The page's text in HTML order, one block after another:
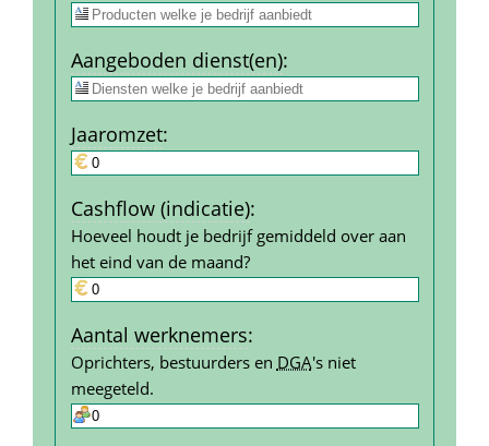
Aangeboden dienst(en):
Jaar­omzet:
Cashflow (indicatie):
Hoeveel houdt je bedrijf gemiddeld over aan
het eind van de maand?
Aantal werk­nemers:
Oprichters, bestuurders en DGA's niet
meegeteld.